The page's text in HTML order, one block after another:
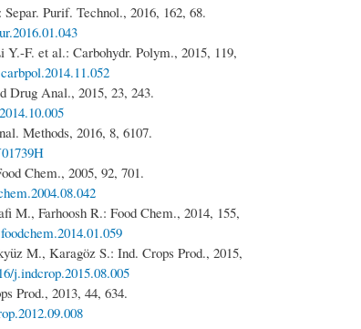
Purif. Technol., 2016, 162, 68.
F. et al.: Carbohydr. Polym., 2015, 119,
Drug Anal., 2015, 23, 243.
Methods, 2016, 8, 6107.
Chem., 2005, 92, 701.
M., Farhoosh R.: Food Chem., 2014, 155,
M., Karagöz S.: Ind. Crops Prod., 2015,
j.indcrop.2015.08.005
Prod., 2013, 44, 634.